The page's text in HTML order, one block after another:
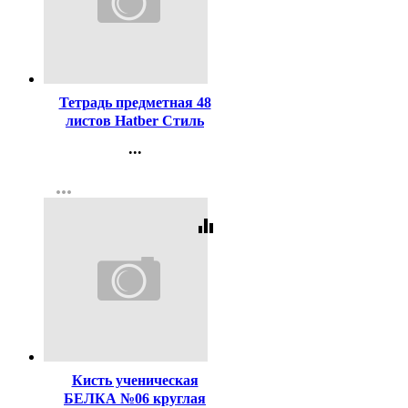
Тетрадь предметная 48
листов Hatber Стиль
пластиковая обложка
...
Регистрация
more_horiz
equalizer
Кисть ученическая
БЕЛКА №06 круглая